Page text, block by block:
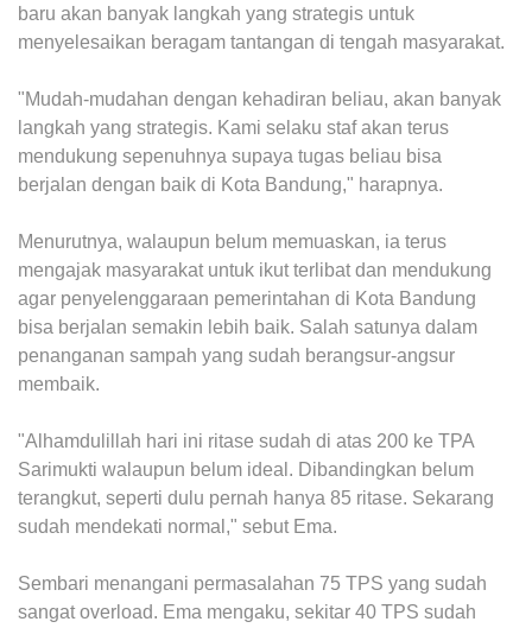
baru akan banyak langkah yang strategis untuk
menyelesaikan beragam tantangan di tengah masyarakat.
"Mudah-mudahan dengan kehadiran beliau, akan banyak
langkah yang strategis. Kami selaku staf akan terus
mendukung sepenuhnya supaya tugas beliau bisa
berjalan dengan baik di Kota Bandung," harapnya.
Menurutnya, walaupun belum memuaskan, ia terus
mengajak masyarakat untuk ikut terlibat dan mendukung
agar penyelenggaraan pemerintahan di Kota Bandung
bisa berjalan semakin lebih baik. Salah satunya dalam
penanganan sampah yang sudah berangsur-angsur
membaik.
"Alhamdulillah hari ini ritase sudah di atas 200 ke TPA
Sarimukti walaupun belum ideal. Dibandingkan belum
terangkut, seperti dulu pernah hanya 85 ritase. Sekarang
sudah mendekati normal," sebut Ema.
Sembari menangani permasalahan 75 TPS yang sudah
sangat overload. Ema mengaku, sekitar 40 TPS sudah